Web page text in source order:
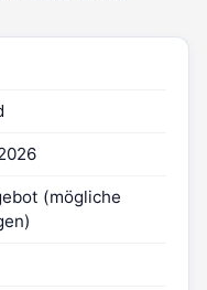
(mögliche